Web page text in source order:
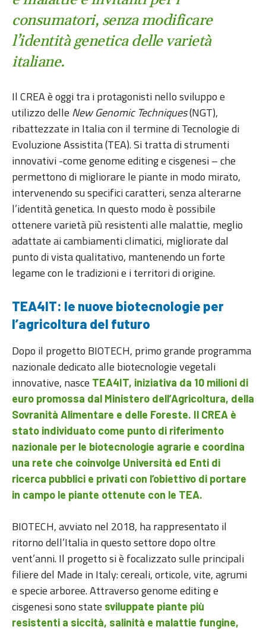
consumatori, senza modificare
l’identità genetica delle varietà
italiane.
Il CREA è oggi tra i protagonisti nello sviluppo e
utilizzo delle New Genomic Techniques(NGT),
ribattezzate in Italia con il termine di Tecnologie di
Evoluzione Assistita (TEA). Si tratta di strumenti
innovativi -come genome editing e cisgenesi – che
permettono di migliorare le piante in modo mirato,
intervenendo su specifici caratteri, senza alterarne
l’identità genetica. In questo modo è possibile
ottenere varietà più resistenti alle malattie, meglio
adattate ai cambiamenti climatici, migliorate dal
punto di vista qualitativo, mantenendo un forte
legame con le tradizioni e i territori di origine.
TEA4IT: le nuove biotecnologie per
l’agricoltura del futuro
Dopo il progetto BIOTECH, primo grande programma
nazionale dedicato alle biotecnologie vegetali
innovative, nasce TEA4IT, iniziativa da 10 milioni di
euro promossa dal Ministero dell’Agricoltura, della
Sovranità Alimentare e delle Foreste. Il CREA è
stato individuato come punto di riferimento
nazionale per le biotecnologie agrarie e coordina
una rete che coinvolge Università ed Enti di
ricerca pubblici e privati con l’obiettivo di portare
in campo le piante ottenute con le TEA.
BIOTECH, avviato nel 2018, ha rappresentato il
ritorno dell’Italia in questo settore dopo oltre
vent’anni. Il progetto si è focalizzato sulle principali
filiere del Made in Italy: cereali, orticole, vite, agrumi
e specie arboree. Attraverso genome editing e
cisgenesi sono state sviluppate piante più
resistenti a siccità, salinità e malattie fungine,